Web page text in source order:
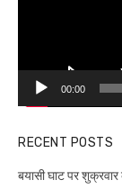
00:00
RECENT POSTS
बयासी घाट पर